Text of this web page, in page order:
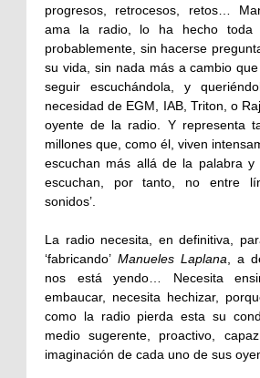
progresos, retrocesos, retos…
ama la radio, lo ha hecho toda
probablemente, sin hacerse
su vida, sin nada más a cambio
seguir escuchándola, y
necesidad de EGM, IAB, Triton, o
oyente de la radio. Y representa
millones que, como él, viven
escuchan más allá de la palabra y
escuchan, por tanto, no entre
sonidos’.
La radio necesita, en definitiva,
‘fabricando’ Manueles Laplana, a
nos está yendo… Necesita
embaucar, necesita hechizar,
como la radio pierda esta su
medio sugerente, proactivo,
imaginación de cada uno de sus